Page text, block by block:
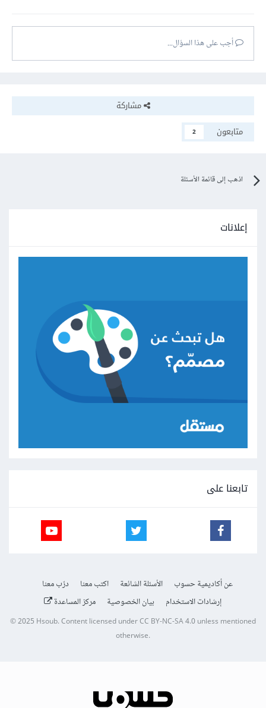
أجب على هذا السؤال...
مشاركة
متابعون
2
اذهب إلى قائمة الأسئلة
إعلانات
تابعنا على
عن أكاديمية حسوب الأسئلة الشائعة اكتب معنا
درّب معنا
إرشادات الاستخدام
بيان الخصوصية مركز المساعدة
© 2025Hsoub.Content licensed underCC BY-NC-SA 4.0unless mentioned
otherwise.